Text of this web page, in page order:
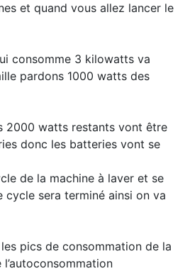
et quand vous allez lancer le
consomme 3 kilowatts va
pardons 1000 watts des
2000 watts restants vont être
donc les batteries vont se
de la machine à laver et se
cycle sera terminé ainsi on va
pics de consommation de la